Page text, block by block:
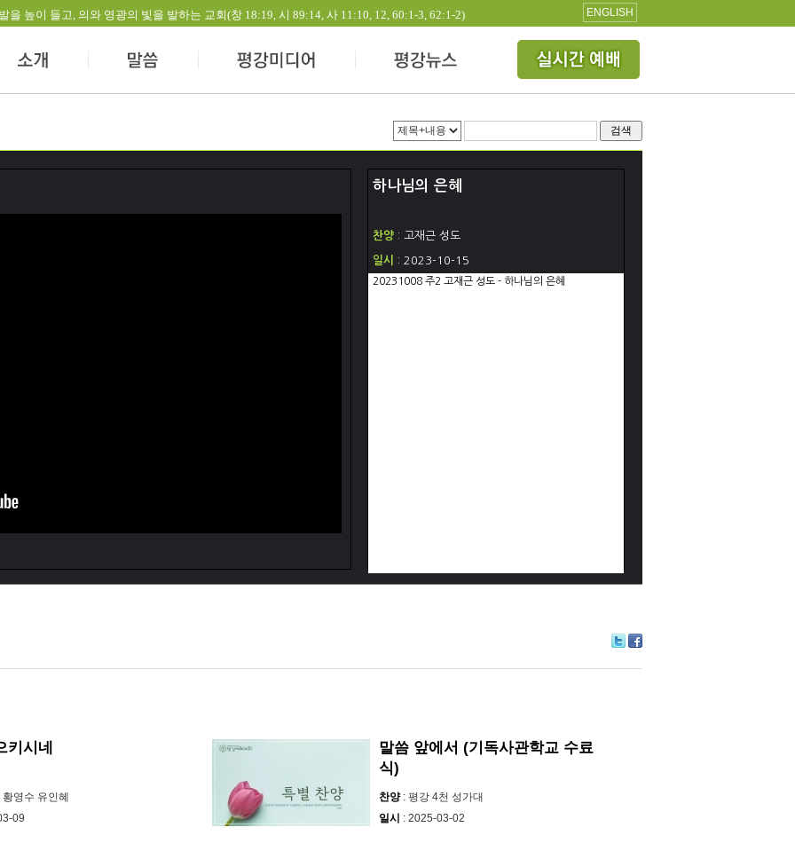
높이 들고, 의와 영광의 빛을 발하는 교회(창 18:19, 시 89:14, 사 11:10, 12, 60:1-3, 62:1-2) ENGLISH
검색
하나님의 은혜
찬양 : 고재근 성도
일시 : 2023-10-15
20231008 주2 고재근 성도 - 하나님의 은혜
itte ce
키시네
영수 유인혜
09
말씀 앞에서 (기독사관학교 수료
식)
찬양: 평강 4천 성가대
일시 : 2025-03-02